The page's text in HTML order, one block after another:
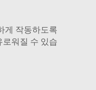
게 작동하도록
워질 수 있습